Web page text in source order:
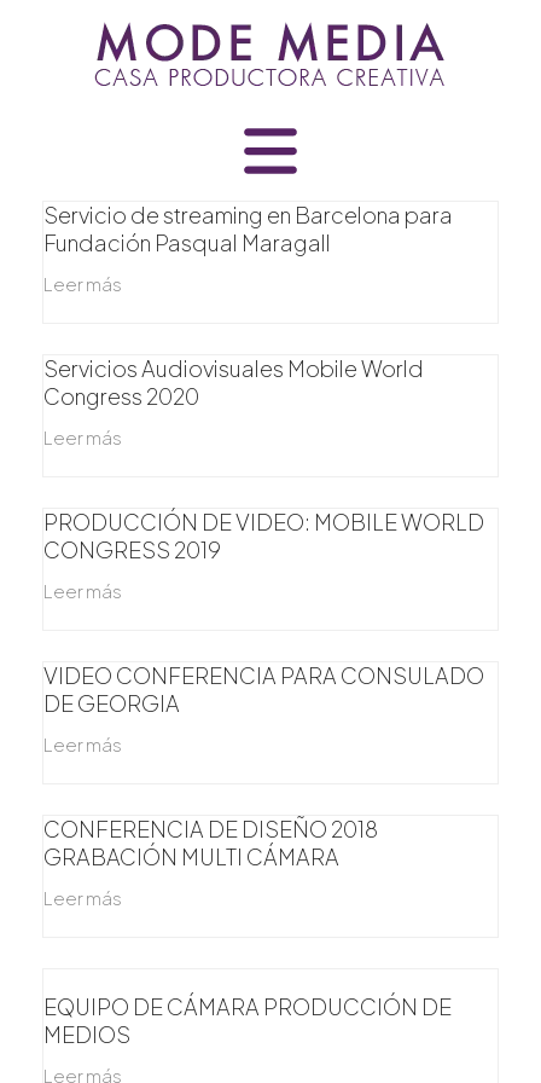
Servicio de streaming en Barcelona para
Fundación Pasqual Maragall
Leer más
Servicios Audiovisuales Mobile World
Congress 2020
Leer más
PRODUCCIÓN DE VIDEO: MOBILE WORLD
CONGRESS 2019
Leer más
VIDEO CONFERENCIA PARA CONSULADO
DE GEORGIA
Leer más
CONFERENCIA DE DISEÑO 2018
GRABACIÓN MULTI CÁMARA
Leer más
EQUIPO DE CÁMARA PRODUCCIÓN DE
MEDIOS
Leer más